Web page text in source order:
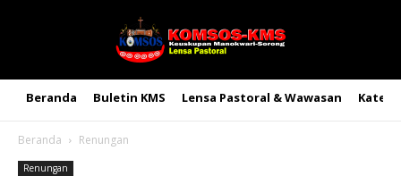
Beranda Buletin KMS Lensa Pastoral & Wawasan
Beranda Renungan
Renungan